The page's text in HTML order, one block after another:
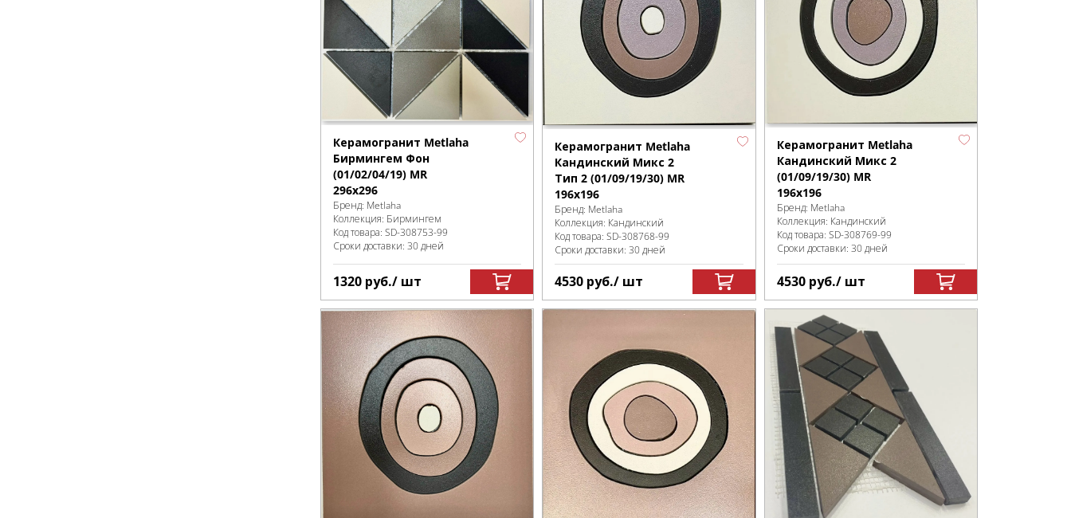
Керамогранит Metlaha
Бирмингем Фон
(01/02/04/19) MR
296х296
Бренд: Metlaha
Коллекция: Бирмингем
Код товара: SD-308753-99
Сроки доставки: 30 дней
1320 руб./ шт
Керамогранит Metlaha
Кандинский Микс 2
Тип 2 (01/09/19/30) MR
196х196
Бренд: Metlaha
Коллекция: Кандинский
Код товара:SD-308768-99
Сроки доставки: 30 дней
4530 руб./ шт
Керамогранит Metlaha
Кандинский Микс 2
(01/09/19/30) MR
196х196
Бренд: Metlaha
Коллекция: Кандинский
Код товара: SD-308769-99
Сроки доставки: 30 дней
4530 руб./ шт